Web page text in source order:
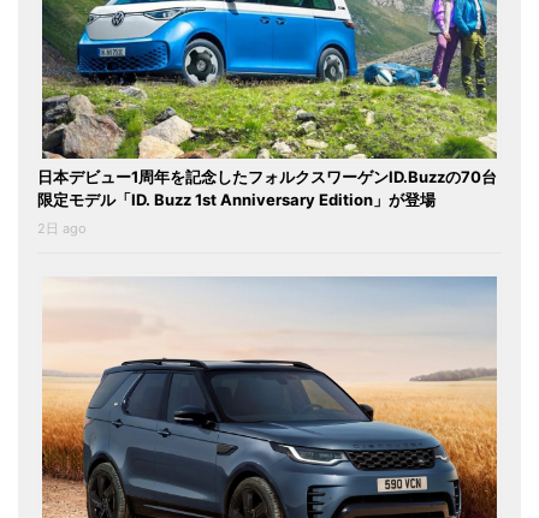
日本デビュー1周年を記念したフォルクスワーゲンID.Buzzの70台
限定モデル「ID. Buzz 1st Anniversary Edition」が登場
2日 ago